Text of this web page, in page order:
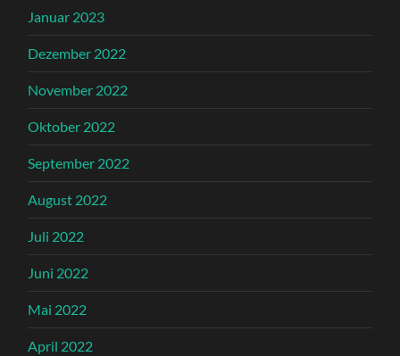
Januar 2023
Dezember 2022
November 2022
Oktober 2022
September 2022
August 2022
Juli 2022
Juni 2022
Mai 2022
April 2022